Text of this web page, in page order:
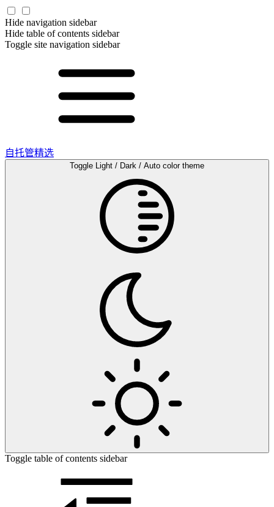
Hide navigation sidebar
Hide table of contents sidebar
Toggle site navigation sidebar
自托管精选
Toggle Light / Dark / Auto color theme
Toggle table of contents sidebar